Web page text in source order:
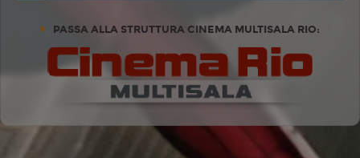
PASSA ALLA STRUTTURA CINEMA MULTISALA RIO: